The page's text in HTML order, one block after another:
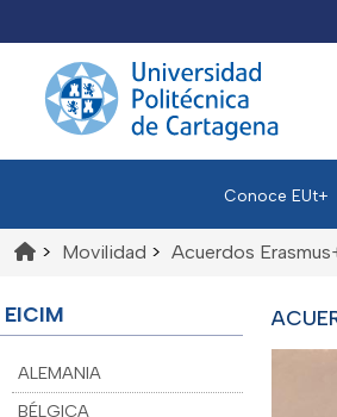
Conoce EUt+
> Movilidad > Acuerdos
EICIM
ALEMANIA
BÉLGICA